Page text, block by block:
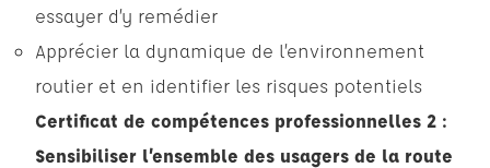
essayer d’y remédier
Apprécier la dynamique de l’environnement
routier et en identifier les risques potentiels
Certificat de compétences professionnelles 2 :
Sensibiliser l’ensemble des usagers de la route